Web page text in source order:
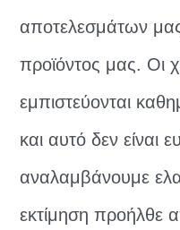
αποτελεσμάτων
προϊόντος μας. Οι
εμπιστεύονται
και αυτό δεν είναι
αναλαμβάνουμε
εκτίμηση προήλθε